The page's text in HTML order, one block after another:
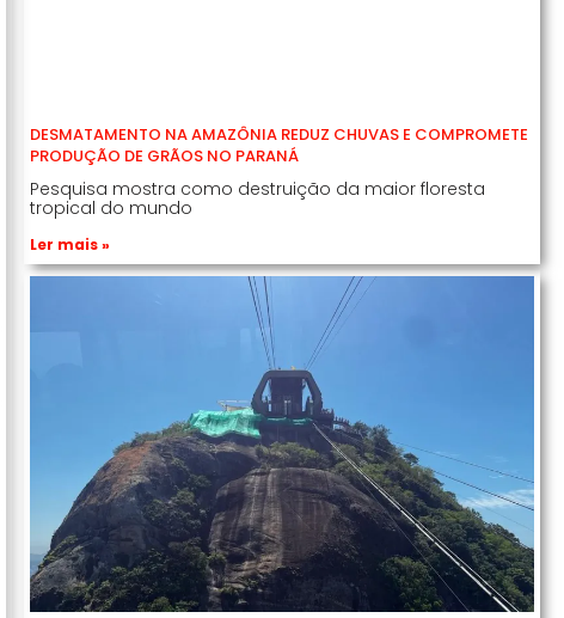
DESMATAMENTO NA AMAZÔNIA REDUZ CHUVAS E COMPROMETE
PRODUÇÃO DE GRÃOS NO PARANÁ
Pesquisa mostra como destruição da maior floresta
tropical do mundo
Ler mais »